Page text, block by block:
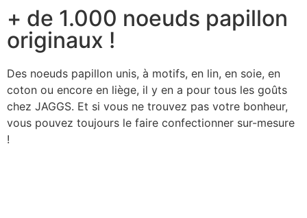
+ de 1.000 noeuds papillon
originaux !
Des noeuds papillon unis, à motifs, en lin, en soie, en
coton ou encore en liège, il y en a pour tous les goûts
chez JAGGS. Et si vous ne trouvez pas votre bonheur,
vous pouvez toujours le faire confectionner sur-mesure
!